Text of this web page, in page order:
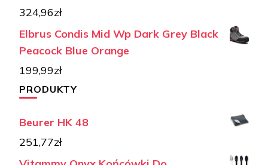
324,96zł
Elbrus Condis Mid Wp Dark Grey Black
Peacock Blue Orange
199,99zł
PRODUKTY
Beurer HK 48
251,77zł